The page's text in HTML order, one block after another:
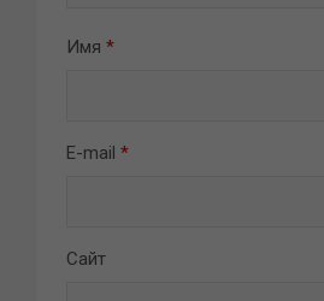
Имя *
E-mail *
Сайт